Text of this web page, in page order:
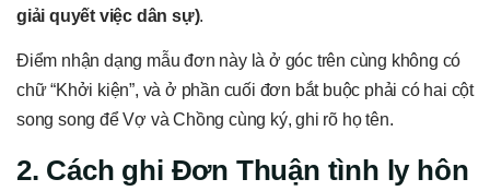
giải quyết việc dân sự).
Điểm nhận dạng mẫu đơn này là ở góc trên cùng không có
chữ “Khởi kiện”, và ở phần cuối đơn bắt buộc phải có hai cột
song song để Vợ và Chồng cùng ký, ghi rõ họ tên.
2. Cách ghi Đơn Thuận tình ly hôn